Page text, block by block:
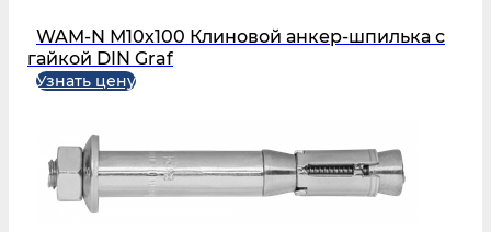
WAM-N М10х100 Клиновой анкер-шпилька с
гайкой DIN Graf
Узнать цену